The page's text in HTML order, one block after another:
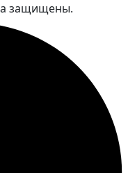
защищены.